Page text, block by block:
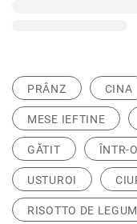
PRÂNZ CINA
MESE IEFTINE
GĂTIT ÎNTR-
USTUROI
RISOTTO DE